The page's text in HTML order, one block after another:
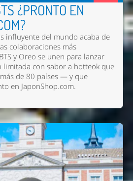
¿PRONTO EN
influyente del mundo acaba de
colaboraciones más
y Oreo se unen para lanzar
limitada con sabor a hotteok que
de 80 países — y que
en JaponShop.com.